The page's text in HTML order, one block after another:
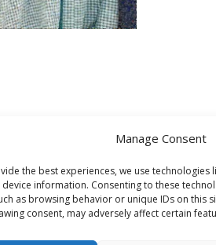
Manage Consent
the best experiences, we use
device information. Consenting to these
as browsing behavior or unique IDs on this
consent, may adversely affect certain